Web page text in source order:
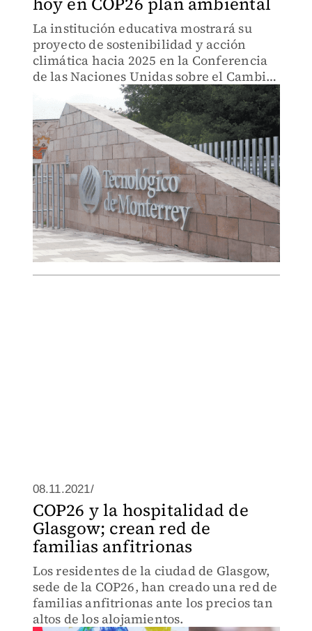
La institución educativa mostrará su
proyecto de sostenibilidad y acción
climática hacia 2025 en la Conferencia
de las Naciones Unidas sobre el Cambio
Climático 2021, en Glasgow, Escocia
08.11.2021/
COP26 y la hospitalidad de
Glasgow; crean red de
familias anfitrionas
Los residentes de la ciudad de Glasgow,
sede de la COP26, han creado una red de
familias anfitrionas ante los precios tan
altos de los alojamientos.